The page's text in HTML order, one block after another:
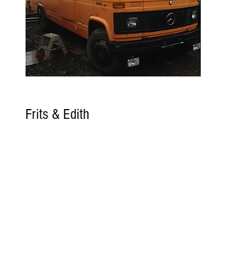
Frits & Edith